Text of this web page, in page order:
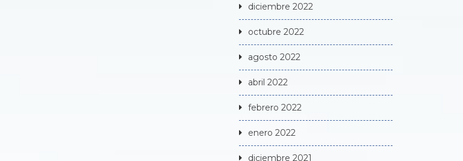
diciembre 2022
octubre 2022
agosto 2022
abril 2022
febrero 2022
enero 2022
diciembre 2021